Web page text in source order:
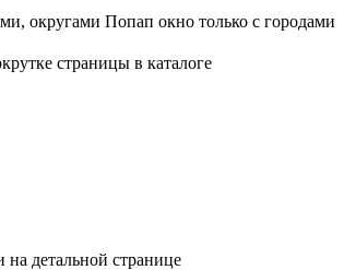
округами Попап окно только с городами
страницы в каталоге
детальной странице